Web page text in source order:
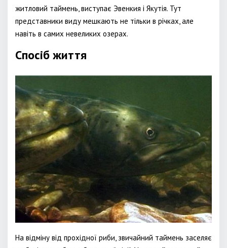
житловий таймень, виступає Эвенкия і Якутія. Тут
представники виду мешкають не тільки в річках, але
навіть в самих невеликих озерах.
Спосіб життя
На відміну від прохідної риби, звичайний таймень заселяє